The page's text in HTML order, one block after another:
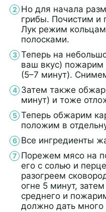
Но для начала
грибы. Почистим и
Лук режим
полосками.
Теперь на
ваш вкус) пожарим
(5–7 минут).
Затем также
минут) и тоже
Теперь обжарим
положим в
Все ингредиенты
Порежем мясо на
его с солью и
разогреем
огне 5 минут,
среднего и
должно дать много